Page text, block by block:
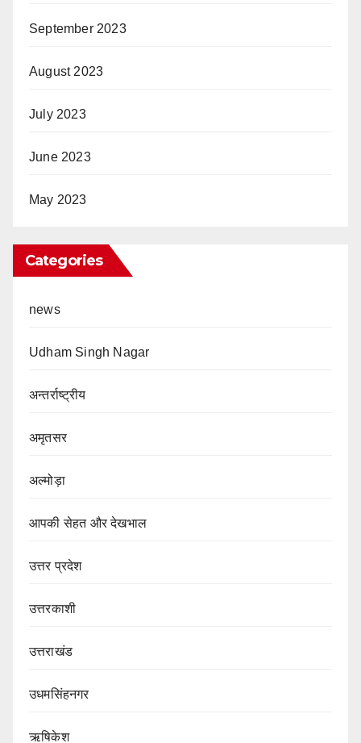
September 2023
August 2023
July 2023
June 2023
May 2023
Categories
news
Udham Singh Nagar
अन्तर्राष्ट्रीय
अमृतसर
अल्मोड़ा
आपकी सेहत और देखभाल
उत्तर प्रदेश
उत्तरकाशी
उत्तराखंड
उधमसिंहनगर
ऋषिकेश